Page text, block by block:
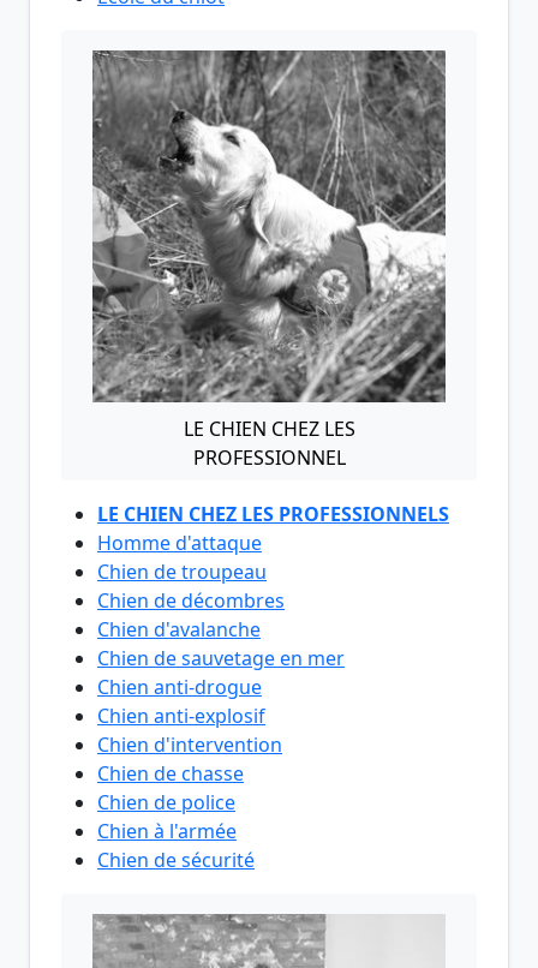
LE CHIEN CHEZ LES
PROFESSIONNEL
LE CHIEN CHEZ LES PROFESSIONNELS
Homme d'attaque
Chien de troupeau
Chien de décombres
Chien d'avalanche
Chien de sauvetage en mer
Chien anti-drogue
Chien anti-explosif
Chien d'intervention
Chien de chasse
Chien de police
Chien à l'armée
Chien de sécurité